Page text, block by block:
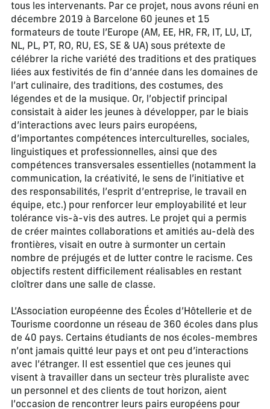
tous les intervenants. Par ce projet, nous avons réuni en
décembre 2019 à Barcelone 60 jeunes et 15
formateurs de toute l’Europe (AM, EE, HR, FR, IT, LU, LT,
NL, PL, PT, RO, RU, ES, SE & UA) sous prétexte de
célébrer la riche variété des traditions et des pratiques
liées aux festivités de fin d’année dans les domaines de
l’art culinaire, des traditions, des costumes, des
légendes et de la musique. Or, l’objectif principal
consistait à aider les jeunes à développer, par le biais
d’interactions avec leurs pairs européens,
d’importantes compétences interculturelles, sociales,
linguistiques et professionnelles, ainsi que des
compétences transversales essentielles (notamment la
communication, la créativité, le sens de l’initiative et
des responsabilités, l’esprit d’entreprise, le travail en
équipe, etc.) pour renforcer leur employabilité et leur
tolérance vis-à-vis des autres. Le projet qui a permis
de créer maintes collaborations et amitiés au-delà des
frontières, visait en outre à surmonter un certain
nombre de préjugés et de lutter contre le racisme. Ces
objectifs restent difficilement réalisables en restant
cloîtrer dans une salle de classe.
L’Association européenne des Écoles d’Hôtellerie et de
Tourisme coordonne un réseau de 360 écoles dans plus
de 40 pays. Certains étudiants de nos écoles-membres
n’ont jamais quitté leur pays et ont peu d’interactions
avec l’étranger. Il est essentiel que ces jeunes qui
visent à travailler dans un secteur très pluraliste avec
un personnel et des clients de tout horizon, aient
l’occasion de rencontrer leurs pairs européens pour